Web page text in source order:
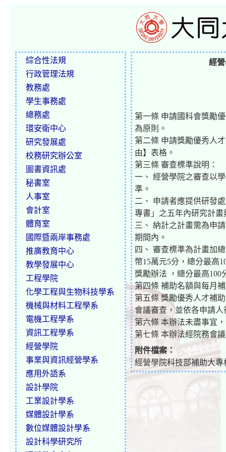
綜合性法規
行政管理法規
教務處
學生事務處
總務處
環安衛中心
研究發展處
校務研究辦公室
圖書資訊處
秘書室
人事室
會計室
體育室
國際暨兩岸事務處
推廣教育中心
教學發展中心
工程學院
化學工程與生物科技學系
機械與材料工程學系
電機工程學系
資訊工程學系
經營學院
事業與資訊經營學系
應用外語系
設計學院
工業設計學系
媒體設計學系
數位媒體設計學系
設計科學研究所
經
第一條 申請國科會獎勵
為原則。
第二條 申請獎勵優秀人
由】表格。
第三條 審查標準說明：
一、 經營學院之審查以
準。
二、 申請者應提供研發
專書」之五年內研究計
三、 納計之計畫需為申
期間內。
四、 審查標準為計畫加
幣15萬元5分，總分最高
獎勵辦法 ，總分最高
第四條 補助名額與每月
第五條 獎勵優秀人才補
會議審查，並依各申請
第六條 本辦法未盡事宜
第七條 本辦法經院務會
附件檔案：
經營學院科技部補助大